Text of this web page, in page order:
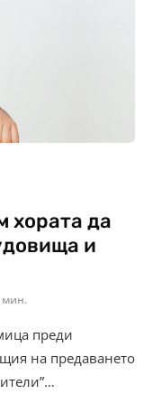
хората да
и
мин.
преди
на предаването